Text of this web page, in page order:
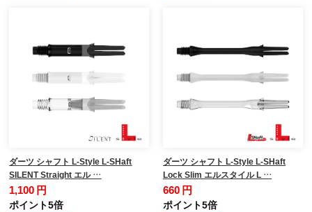
ダーツ シャフト L-Style L-SHaft
SILENT Straight エル …
1,100 円
ポイント5倍
ダーツ シャフト L-Style L-SHaft
Lock Slim エルスタイル L …
660 円
ポイント5倍